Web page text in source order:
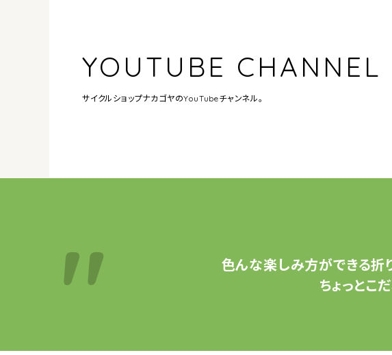
YOUTUBE CHANNEL
サイクルショップナカゴヤのYouTubeチャンネル。
色んな楽しみ方ができる折
ちょっとこ